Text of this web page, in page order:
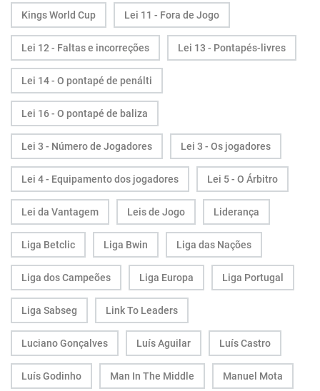
Kings World Cup Lei 11 - Fora de Jogo
Lei 12 - Faltas e incorreções Lei 13 - Pontapés-livres
Lei 14 - O pontapé de penálti
Lei 16 - O pontapé de baliza
Lei 3 - Número de Jogadores Lei 3 - Os jogadores
Lei 4 - Equipamento dos jogadores Lei 5 - O Árbitro
Lei da Vantagem Leis de Jogo Liderança
Liga Betclic Liga Bwin Liga das Nações
Liga dos Campeões Liga Europa Liga Portugal
Liga Sabseg Link To Leaders
Luciano Gonçalves Luís Aguilar Luís Castro
Luís Godinho Man In The Middle Manuel Mota